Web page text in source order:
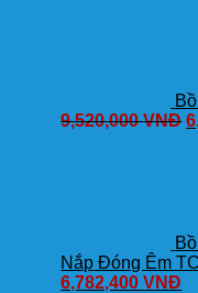
9,520,000VNĐ
Nắp Đóng Êm
6,782,400VNĐ